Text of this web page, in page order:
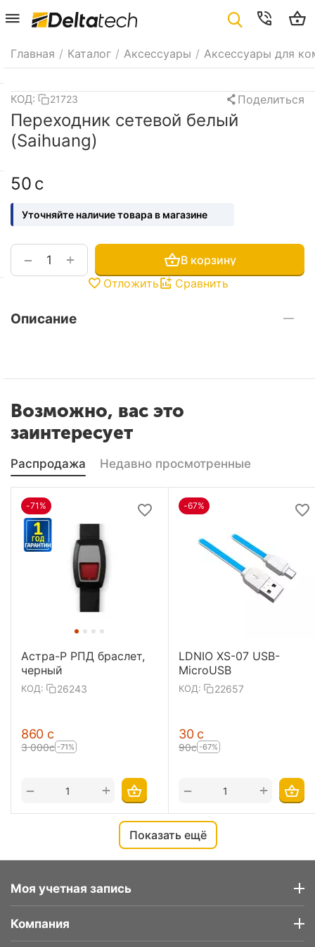
Главная / Каталог / Аксессуары / Аксессуары для
КОД: 21723 Поделиться
Переходник сетевой белый
(Saihuang)
‍50‍ с
Уточняйте наличие товара в магазине
+
−
В корзину
Отложить
Сравнить
Описание
Возможно, вас это
заинтересует
Распродажа Недавно просмотренные
-71%
Астра-Р РПД браслет,
черный
КОД: 26243
‍860‍ с
3 000с -71%
+
−
-67%
LDNIO XS-07 USB-
MicroUSB
КОД: 22657
‍30‍ с
‍90‍с -67%
+
−
Показать ещё
Моя учетная запись
Компания